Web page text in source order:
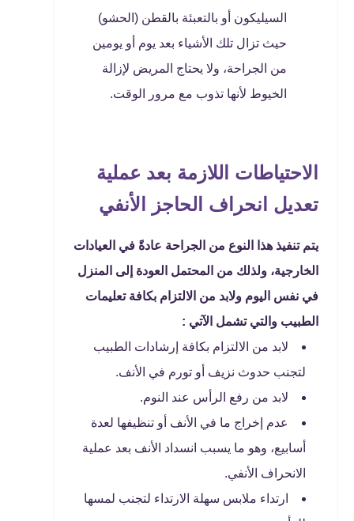
السيليكون أو بالتعبئة بالقطن (الحشو)
حيث تزال تلك الأشياء بعد يوم أو يومين
من الجراحة، ولا يحتاج المريض لإزالة
الخيوط لأنها تذوب مع مرور الوقت.
الاحتياطات اللازمة بعد عملية
تعديل انحراف الحاجز الأنفي
يتم تنفيذ هذا النوع من الجراحة عادةً في العيادات
الخارجية، ولذلك من المحتمل العودة إلى المنزل
في نفس اليوم ولابد من الالتزام بكافة تعليمات
الطبيب والتي تشمل الآتي :
لابد من الالتزام بكافة إرشادات الطبيب
لتجنب حدوث نزيف أو تورم في الأنف.
لابد من رفع الرأس عند النوم.
عدم إخراج ما في الأنف أو تنظيفها لعدة
أسابيع، وهو ما يسبب انسداد الأنف بعد عملية
الانحراف الأنفي.
ارتداء ملابس سهلة الارتداء لتجنب لمسها